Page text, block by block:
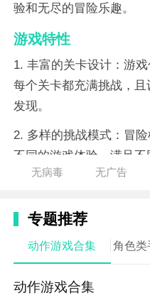
验和无尽的冒险乐趣。
游戏特性
1. 丰富的关卡设计：游
每个关卡都充满挑战，
发现。
2. 多样的挑战模式：冒
不同的游戏体验，满足不
令人热血喷张。
无病毒 无广告
专题推荐
动作游戏合集
角色类
动作游戏合集